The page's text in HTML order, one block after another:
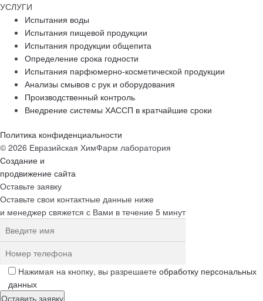
УСЛУГИ
Испытания воды
Испытания пищевой продукции
Испытания продукции общепита
Определение срока годности
Испытания парфюмерно-косметической продукции
Анализы смывов с рук и оборудования
Производственный контроль
Внедрение системы ХАССП в кратчайшие сроки
Политика конфиденциальности
© 2026 Евразийская ХимФарм лаборатория
Создание и
продвижение сайта
Оставьте заявку
Оставьте свои контактные данные ниже
и менеджер свяжется с Вами в течение 5 минут
Нажимая на кнопку, вы разрешаете обработку персональных
данных